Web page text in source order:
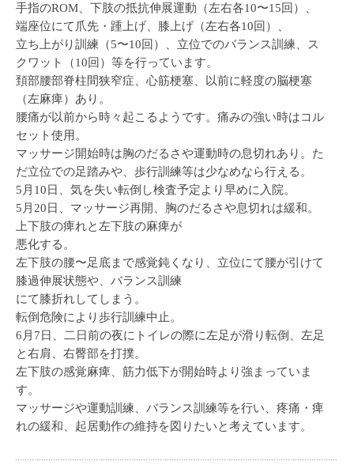
手指のROM、下肢の抵抗伸展運動（左右各10〜15回）、
端座位にて爪先・踵上げ、膝上げ（左右各10回）、
立ち上がり訓練（5〜10回）、立位でのバランス訓練、ス
クワット（10回）等を行っています。
頚部腰部脊柱間狭窄症、心筋梗塞、以前に軽度の脳梗塞
（左麻痺）あり。
腰痛が以前から時々起こるようです。痛みの強い時はコル
セット使用。
マッサージ開始時は胸のだるさや運動時の息切れあり。た
だ立位での足踏みや、歩行訓練等は少なめなら行える。
5月10日、気を失い転倒し検査予定より早めに入院。
5月20日、マッサージ再開、胸のだるさや息切れは緩和。
上下肢の痺れと左下肢の麻痺が
悪化する。
左下肢の腰〜足底まで感覚鈍くなり、立位にて腰が引けて
膝過伸展状態や、バランス訓練
にて膝折れしてしまう。
転倒危険により歩行訓練中止。
6月7日、二日前の夜にトイレの際に左足が滑り転倒、左足
と右肩、右臀部を打撲。
左下肢の感覚麻痺、筋力低下が開始時より強まっていま
す。
マッサージや運動訓練、バランス訓練等を行い、疼痛・痺
れの緩和、起居動作の維持を図りたいと考えています。